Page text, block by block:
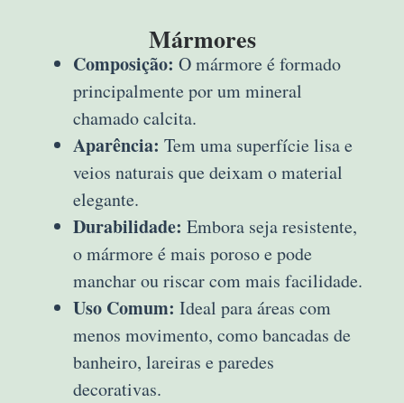
Mármores
Composição: O mármore é formado
principalmente por um mineral
chamado calcita.
Aparência: Tem uma superfície lisa e
veios naturais que deixam o material
elegante.
Durabilidade: Embora seja resistente,
o mármore é mais poroso e pode
manchar ou riscar com mais facilidade.
Uso Comum: Ideal para áreas com
menos movimento, como bancadas de
banheiro, lareiras e paredes
decorativas.